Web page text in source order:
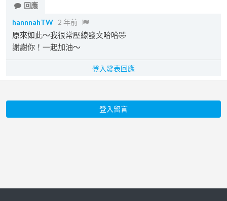
回應
hannnahTW 2 年前
原來如此～我很常壓線發文哈哈🤣
謝謝你！一起加油～
登入發表回應
登入留言